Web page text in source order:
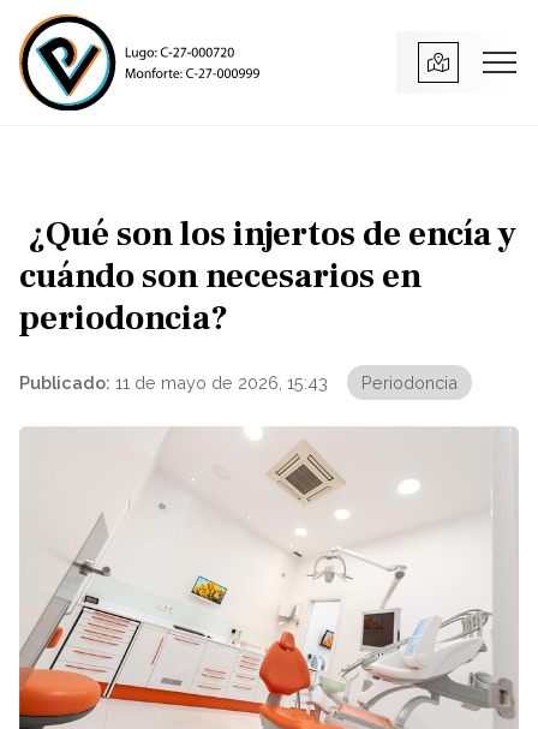
¿Qué son los injertos de encía y
cuándo son necesarios en
periodoncia?
Publicado: 11 de mayo de 2026, 15:43 Periodoncia